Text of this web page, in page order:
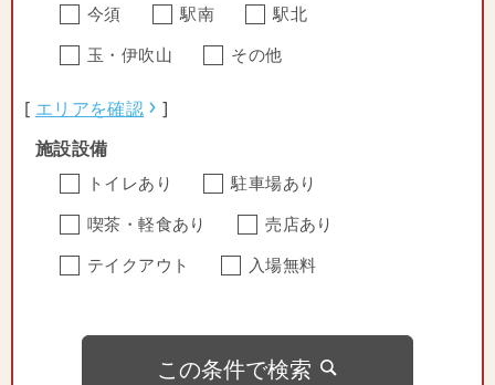
今須
駅南
駅北
玉・伊吹山
その他
[ エリアを確認
]
施設設備
トイレあり
駐車場あり
喫茶・軽食あり
売店あり
テイクアウト
入場無料
この条件で検索